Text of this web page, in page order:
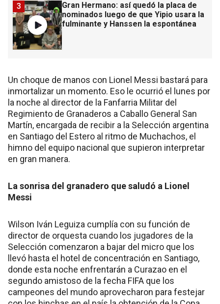
Gran Hermano: así quedó la placa de
nominados luego de que Yipio usara la
fulminante y Hanssen la espontánea
3
Un choque de manos con Lionel Messi bastará para
inmortalizar un momento. Eso le ocurrió el lunes por
la noche al director de la Fanfarria Militar del
Regimiento de Granaderos a Caballo General San
Martín, encargada de recibir a la Selección argentina
en Santiago del Estero al ritmo de Muchachos, el
himno del equipo nacional que supieron interpretar
en gran manera.
La sonrisa del granadero que saludó a Lionel
Messi
Wilson Iván Leguiza cumplía con su función de
director de orquesta cuando los jugadores de la
Selección comenzaron a bajar del micro que los
llevó hasta el hotel de concentración en Santiago,
donde esta noche enfrentarán a Curazao en el
segundo amistoso de la fecha FIFA que los
campeones del mundo aprovecharon para festejar